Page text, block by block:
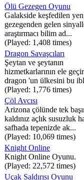
Ölü Gezegen Oyunu
Galakside keşfedilen
gezegenden gelen
araştırmacı bilim ad...
(Played: 1,408 times)
Dragon Savaşcıları
Şeytan ve şeytanın
hizmetkarlarının ele
dragon 'un ülkesini bu
(Played: 1,776 times)
Çöl Avcısı
Arizona çölünde tek
kaldınız açlık susuzluk
safhada tepenizde ak...
(Played: 10,069 times)
Knight Online
Knight Online Oyunu.
(Played: 22,572 times)
Uçak Saldırısı Oyunu